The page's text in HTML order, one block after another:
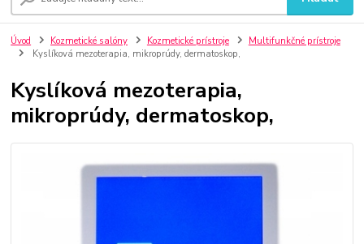
Úvod Kozmetické salóny Kozmetické prístroje
Multifunkčné prístroje
Kyslíková mezoterapia, mikroprúdy, dermatoskop,
Kyslíková mezoterapia,
mikroprúdy, dermatoskop,